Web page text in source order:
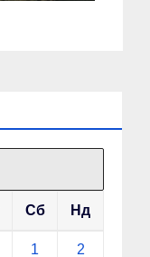
Сб Нд
1 2